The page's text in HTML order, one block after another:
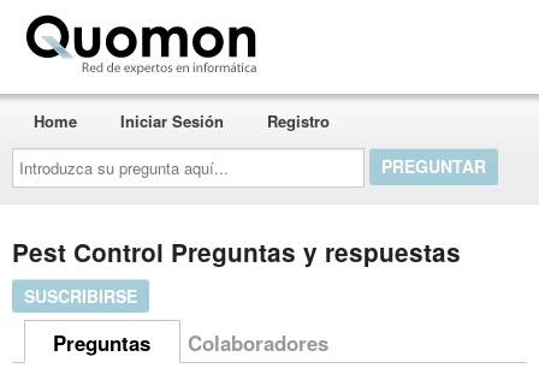
Introduzca
su
pregunta
aquí...
Home Iniciar Sesión Registro
Pest Control Preguntas y respuestas
SUSCRIBIRSE
Preguntas Colaboradores